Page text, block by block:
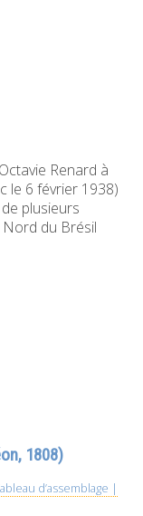
Renard à
le 6 février 1938)
plusieurs
du Brésil
1808)
d’assemblage |